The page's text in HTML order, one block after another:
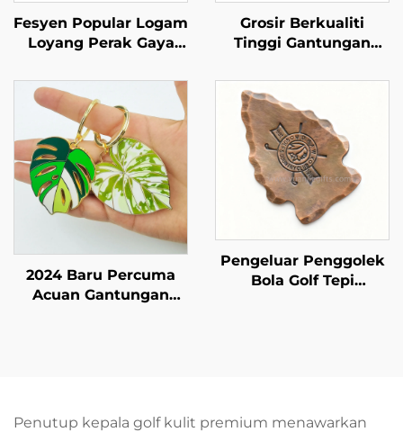
Fesyen Popular Logam
Loyang Perak Gaya
Tangan Penggolek
Bola Golf Tembaga
Kosong
Grosir Berkualiti
Tinggi Gantungan
dengan Logo Kustom
Tiada Kuantiti
Minimum
2024 Baru Percuma
Acuan Gantungan
Pengeluar Penggolek
Bola Golf Tepi
Penutup kepala golf kulit premium menawarkan